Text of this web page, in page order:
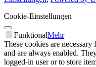
Cookie-Einstellungen
FunktionalMehr
These cookies are
and are always enabled.
logged-in user or to store